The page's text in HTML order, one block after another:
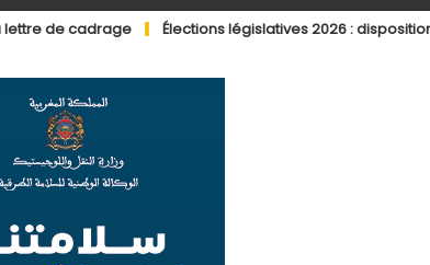
Élections législatives 2026 : dispositions éditoriales